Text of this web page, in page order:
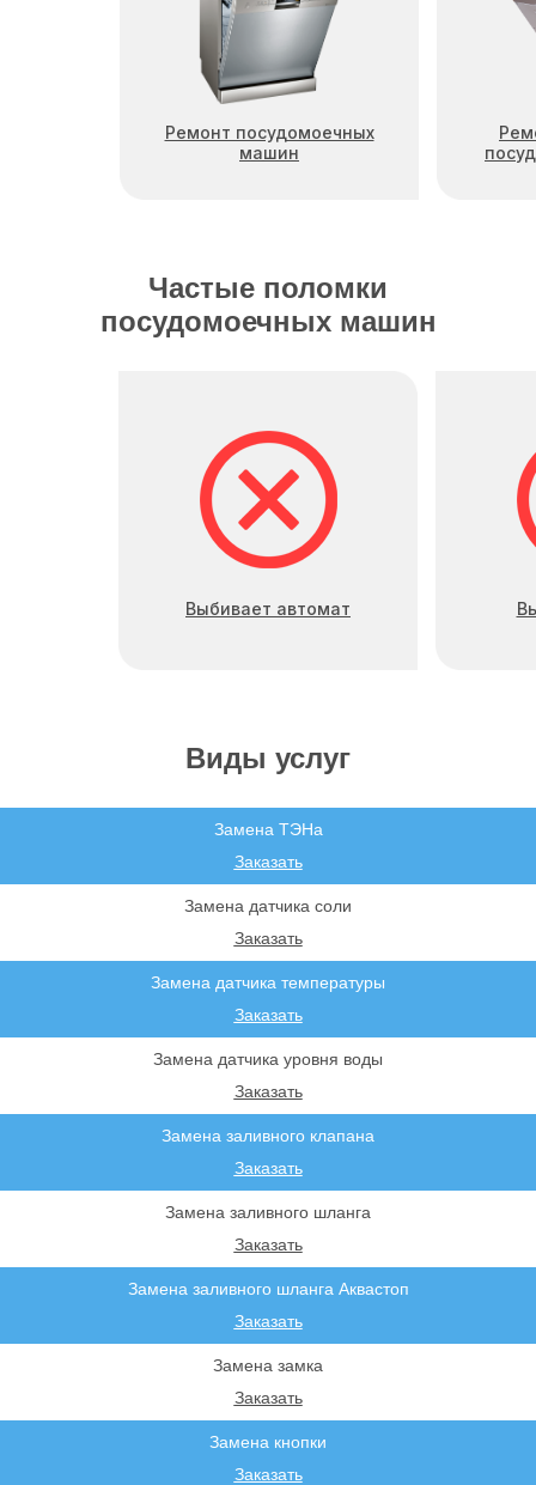
Ремонт посудомоечных
машин
Частые поломки
посудомоечных машин
Выбивает автомат
Виды услуг
Замена ТЭНа
Замена датчика температуры
Замена заливного клапана
Замена заливного шланга Аквастоп
Замена датчика уровня воды
Замена датчика соли
Замена заливного шланга
Замена замка
Замена кнопки
Заказать
Заказать
Заказать
Заказать
Заказать
Заказать
Заказать
Заказать
Заказать